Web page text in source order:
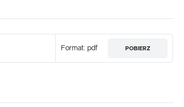
Format: pdf POBIERZ